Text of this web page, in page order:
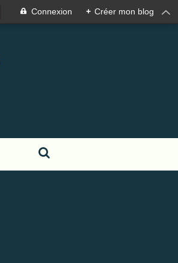
Connexion + Créer mon blog